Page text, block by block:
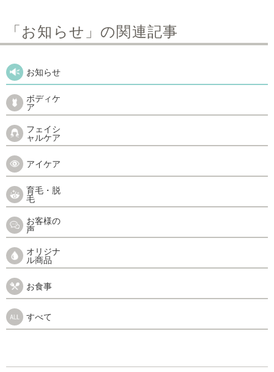
「お知らせ」の関連記事
お知らせ
ボディケ
ア
フェイシ
ャルケア
アイケア
育毛・脱
毛
お客様の
声
オリジナ
ル商品
お食事
すべて